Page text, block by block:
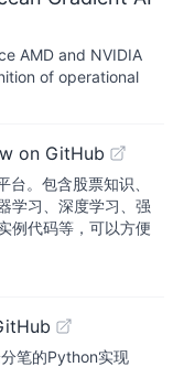
AMD and NVIDIA
of operational
on GitHub
。包含股票知识、
学习、深度学习、强
例代码等，可以方便
笔的Python实现